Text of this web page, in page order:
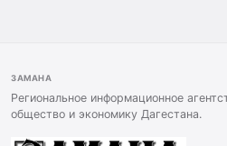
ЗАМАНА
Региональное информационное
общество и экономику Дагестана.